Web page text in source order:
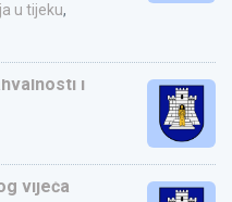
u tijeku,
i
vijeća